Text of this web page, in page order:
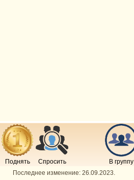
Поднять Спросить В группу
Последнее изменение: 26.09.2023.